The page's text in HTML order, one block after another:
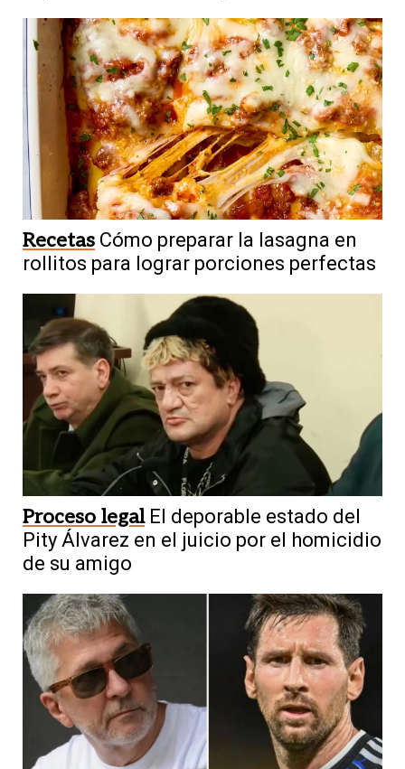
Recetas Cómo preparar la lasagna en
rollitos para lograr porciones perfectas
Proceso legal El deporable estado del
Pity Álvarez en el juicio por el homicidio
de su amigo